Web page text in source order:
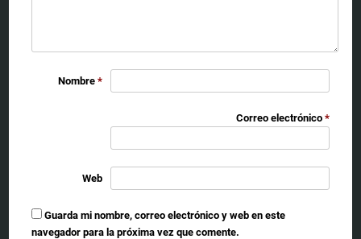
Nombre *
Correo electrónico *
Web
Guarda mi nombre, correo electrónico y web en este
navegador para la próxima vez que comente.